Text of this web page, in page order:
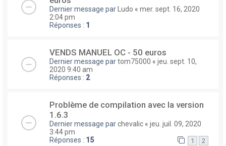
Dernier message parLudo « mer. sept. 16, 2020
2:04 pm
Réponses : 1
VENDS MANUEL OC - 50 euros
Dernier message partom75000 « jeu. sept. 10,
2020 9:40 am
Réponses : 2
Problème de compilation avec la version
1.6.3
Dernier message parchevalic « jeu. juil. 09, 2020
3:44 pm
Réponses : 15 1 2